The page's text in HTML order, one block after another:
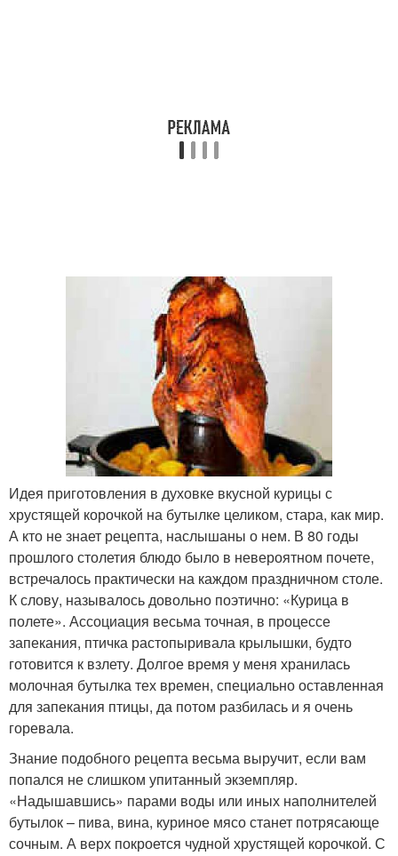
Идея приготовления в духовке вкусной курицы с
хрустящей корочкой на бутылке целиком, стара, как мир.
А кто не знает рецепта, наслышаны о нем. В 80 годы
прошлого столетия блюдо было в невероятном почете,
встречалось практически на каждом праздничном столе.
К слову, называлось довольно поэтично: «Курица в
полете». Ассоциация весьма точная, в процессе
запекания, птичка растопыривала крылышки, будто
готовится к взлету. Долгое время у меня хранилась
молочная бутылка тех времен, специально оставленная
для запекания птицы, да потом разбилась и я очень
горевала.
Знание подобного рецепта весьма выручит, если вам
попался не слишком упитанный экземпляр.
«Надышавшись» парами воды или иных наполнителей
бутылок – пива, вина, куриное мясо станет потрясающе
сочным. А верх покроется чудной хрустящей корочкой. С